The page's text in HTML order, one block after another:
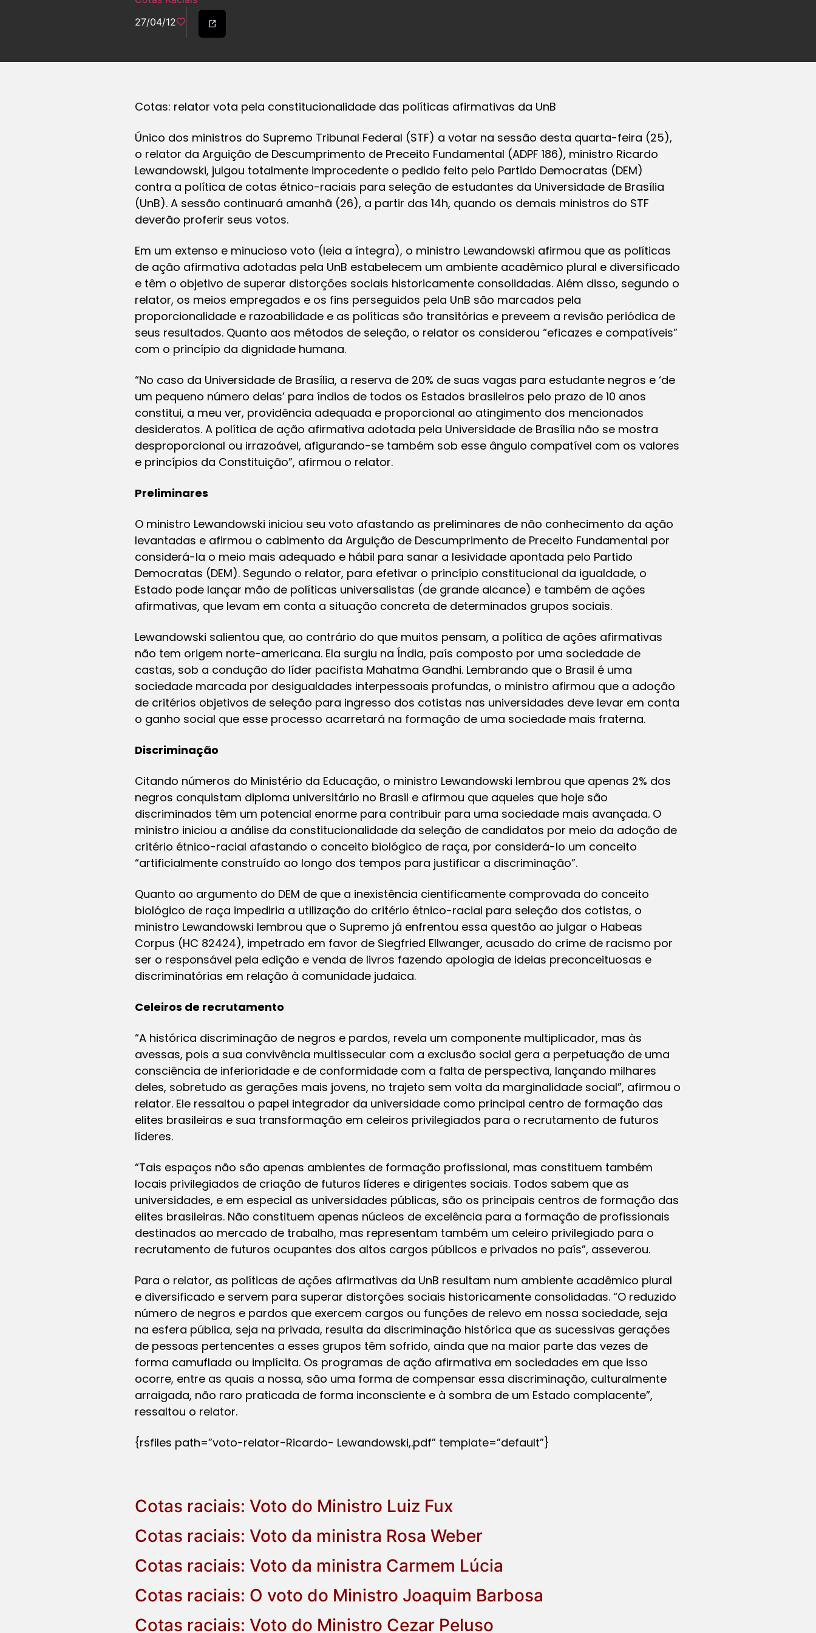
27/04/12
Cotas: relator vota pela constitucionalidade das políticas afirmativas da UnB
Único dos ministros do Supremo Tribunal Federal (STF) a votar na sessão desta quarta-feira (25),
o relator da Arguição de Descumprimento de Preceito Fundamental (ADPF 186), ministro Ricardo
Lewandowski, julgou totalmente improcedente o pedido feito pelo Partido Democratas (DEM)
contra a política de cotas étnico-raciais para seleção de estudantes da Universidade de Brasília
(UnB). A sessão continuará amanhã (26), a partir das 14h, quando os demais ministros do STF
deverão proferir seus votos.
Em um extenso e minucioso voto (leia a íntegra), o ministro Lewandowski afirmou que as políticas
de ação afirmativa adotadas pela UnB estabelecem um ambiente acadêmico plural e diversificado
e têm o objetivo de superar distorções sociais historicamente consolidadas. Além disso, segundo o
relator, os meios empregados e os fins perseguidos pela UnB são marcados pela
proporcionalidade e razoabilidade e as políticas são transitórias e preveem a revisão periódica de
seus resultados. Quanto aos métodos de seleção, o relator os considerou “eficazes e compatíveis”
com o princípio da dignidade humana.
“No caso da Universidade de Brasília, a reserva de 20% de suas vagas para estudante negros e ‘de
um pequeno número delas’ para índios de todos os Estados brasileiros pelo prazo de 10 anos
constitui, a meu ver, providência adequada e proporcional ao atingimento dos mencionados
desideratos. A política de ação afirmativa adotada pela Universidade de Brasília não se mostra
desproporcional ou irrazoável, afigurando-se também sob esse ângulo compatível com os valores
e princípios da Constituição”, afirmou o relator.
Preliminares
O ministro Lewandowski iniciou seu voto afastando as preliminares de não conhecimento da ação
levantadas e afirmou o cabimento da Arguição de Descumprimento de Preceito Fundamental por
considerá-la o meio mais adequado e hábil para sanar a lesividade apontada pelo Partido
Democratas (DEM). Segundo o relator, para efetivar o princípio constitucional da igualdade, o
Estado pode lançar mão de políticas universalistas (de grande alcance) e também de ações
afirmativas, que levam em conta a situação concreta de determinados grupos sociais.
Lewandowski salientou que, ao contrário do que muitos pensam, a política de ações afirmativas
não tem origem norte-americana. Ela surgiu na Índia, país composto por uma sociedade de
castas, sob a condução do líder pacifista Mahatma Gandhi. Lembrando que o Brasil é uma
sociedade marcada por desigualdades interpessoais profundas, o ministro afirmou que a adoção
de critérios objetivos de seleção para ingresso dos cotistas nas universidades deve levar em conta
o ganho social que esse processo acarretará na formação de uma sociedade mais fraterna.
Discriminação
Citando números do Ministério da Educação, o ministro Lewandowski lembrou que apenas 2% dos
negros conquistam diploma universitário no Brasil e afirmou que aqueles que hoje são
discriminados têm um potencial enorme para contribuir para uma sociedade mais avançada. O
ministro iniciou a análise da constitucionalidade da seleção de candidatos por meio da adoção de
critério étnico-racial afastando o conceito biológico de raça, por considerá-lo um conceito
“artificialmente construído ao longo dos tempos para justificar a discriminação”.
Quanto ao argumento do DEM de que a inexistência cientificamente comprovada do conceito
biológico de raça impediria a utilização do critério étnico-racial para seleção dos cotistas, o
ministro Lewandowski lembrou que o Supremo já enfrentou essa questão ao julgar o Habeas
Corpus (HC 82424), impetrado em favor de Siegfried Ellwanger, acusado do crime de racismo por
ser o responsável pela edição e venda de livros fazendo apologia de ideias preconceituosas e
discriminatórias em relação à comunidade judaica.
Celeiros de recrutamento
“A histórica discriminação de negros e pardos, revela um componente multiplicador, mas às
avessas, pois a sua convivência multissecular com a exclusão social gera a perpetuação de uma
consciência de inferioridade e de conformidade com a falta de perspectiva, lançando milhares
deles, sobretudo as gerações mais jovens, no trajeto sem volta da marginalidade social”, afirmou o
relator. Ele ressaltou o papel integrador da universidade como principal centro de formação das
elites brasileiras e sua transformação em celeiros privilegiados para o recrutamento de futuros
líderes.
“Tais espaços não são apenas ambientes de formação profissional, mas constituem também
locais privilegiados de criação de futuros líderes e dirigentes sociais. Todos sabem que as
universidades, e em especial as universidades públicas, são os principais centros de formação das
elites brasileiras. Não constituem apenas núcleos de excelência para a formação de profissionais
destinados ao mercado de trabalho, mas representam também um celeiro privilegiado para o
recrutamento de futuros ocupantes dos altos cargos públicos e privados no país”, asseverou.
Para o relator, as políticas de ações afirmativas da UnB resultam num ambiente acadêmico plural
e diversificado e servem para superar distorções sociais historicamente consolidadas. “O reduzido
número de negros e pardos que exercem cargos ou funções de relevo em nossa sociedade, seja
na esfera pública, seja na privada, resulta da discriminação histórica que as sucessivas gerações
de pessoas pertencentes a esses grupos têm sofrido, ainda que na maior parte das vezes de
forma camuflada ou implícita. Os programas de ação afirmativa em sociedades em que isso
ocorre, entre as quais a nossa, são uma forma de compensar essa discriminação, culturalmente
arraigada, não raro praticada de forma inconsciente e à sombra de um Estado complacente”,
ressaltou o relator.
{rsfiles path=”voto-relator-Ricardo- Lewandowski,.pdf” template=”default”}
Cotas raciais: Voto do Ministro Luiz Fux
Cotas raciais: Voto da ministra Rosa Weber
Cotas raciais: Voto da ministra Carmem Lúcia
Cotas raciais: O voto do Ministro Joaquim Barbosa
Cotas raciais: Voto do Ministro Cezar Peluso